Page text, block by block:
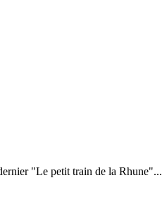
"Le petit train de la Rhune"...